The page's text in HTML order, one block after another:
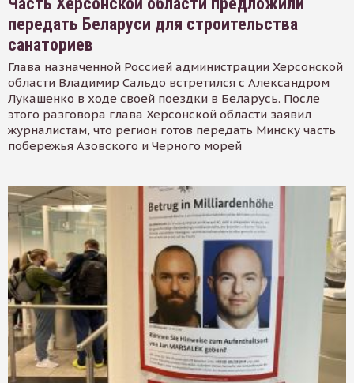
передать Беларуси для строительства
санаториев
Глава назначенной Россией администрации Херсонской
области Владимир Сальдо встретился с Александром
Лукашенко в ходе своей поездки в Беларусь. После
этого разговора глава Херсонской области заявил
журналистам, что регион готов передать Минску часть
побережья Азовского и Черного морей